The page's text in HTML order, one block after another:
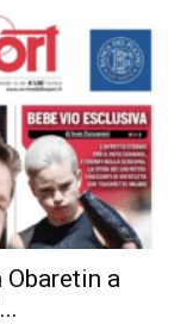
Obaretin a